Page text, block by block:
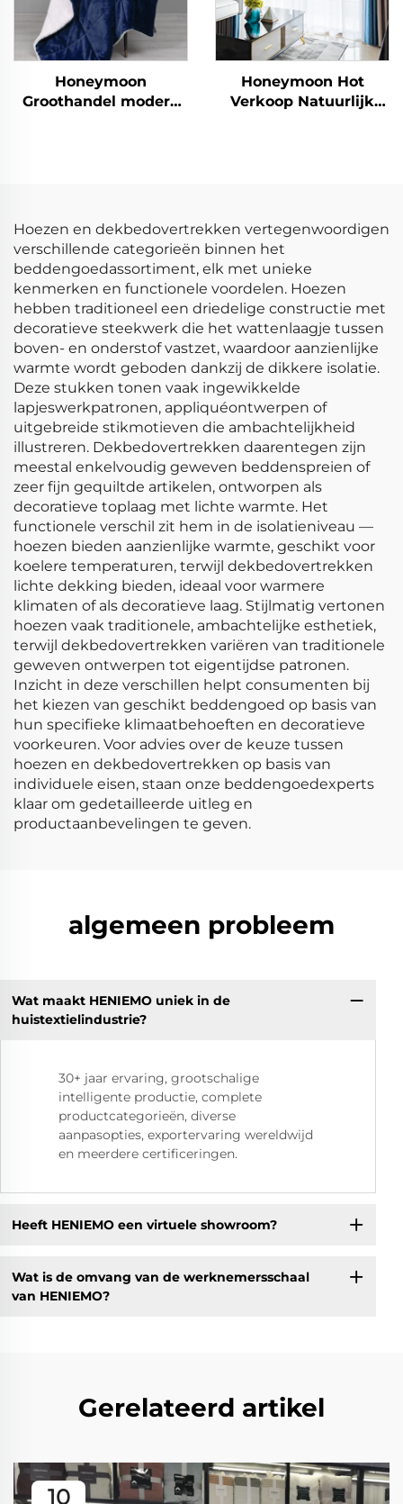
Honeymoon
Groothandel modern
Honeymoon Hot
Verkoop Natuurlijk
Hoezen en dekbedovertrekken vertegenwoordigen
verschillende categorieën binnen het
beddengoedassortiment, elk met unieke
kenmerken en functionele voordelen. Hoezen
hebben traditioneel een driedelige constructie met
decoratieve steekwerk die het wattenlaagje tussen
boven- en onderstof vastzet, waardoor aanzienlijke
warmte wordt geboden dankzij de dikkere isolatie.
Deze stukken tonen vaak ingewikkelde
lapjeswerkpatronen, appliquéontwerpen of
uitgebreide stikmotieven die ambachtelijkheid
illustreren. Dekbedovertrekken daarentegen zijn
meestal enkelvoudig geweven beddenspreien of
zeer fijn gequiltde artikelen, ontworpen als
decoratieve toplaag met lichte warmte. Het
functionele verschil zit hem in de isolatieniveau —
hoezen bieden aanzienlijke warmte, geschikt voor
koelere temperaturen, terwijl dekbedovertrekken
lichte dekking bieden, ideaal voor warmere
klimaten of als decoratieve laag. Stijlmatig vertonen
hoezen vaak traditionele, ambachtelijke esthetiek,
terwijl dekbedovertrekken variëren van traditionele
geweven ontwerpen tot eigentijdse patronen.
Inzicht in deze verschillen helpt consumenten bij
het kiezen van geschikt beddengoed op basis van
hun specifieke klimaatbehoeften en decoratieve
voorkeuren. Voor advies over de keuze tussen
hoezen en dekbedovertrekken op basis van
individuele eisen, staan onze beddengoedexperts
klaar om gedetailleerde uitleg en
productaanbevelingen te geven.
algemeen probleem
Wat maakt HENIEMO uniek in de
huistextielindustrie?
30+ jaar ervaring, grootschalige
intelligente productie, complete
productcategorieën, diverse
aanpasopties, exportervaring wereldwijd
en meerdere certificeringen.
Heeft HENIEMO een virtuele showroom?
Wat is de omvang van de werknemersschaal
van HENIEMO?
Gerelateerd artikel
10